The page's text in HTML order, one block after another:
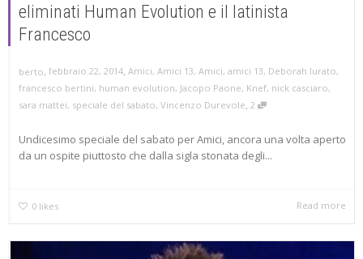
eliminati Human Evolution e il latinista
Francesco
berto, febbraio 22, 2014, Amici, Amici 13, Amici, amici 13, Deborah Iurato,
francesco bertini, human evolution, Jacopo Paone, Knef, nick casciaro,
sara mattei, speciale del sabato, Vincenzo Durevole, 2
Undicesimo speciale del sabato per Amici, ancora una volta aperto
da un ospite piuttosto che dalla sigla stonata degli...
0 likes Read more